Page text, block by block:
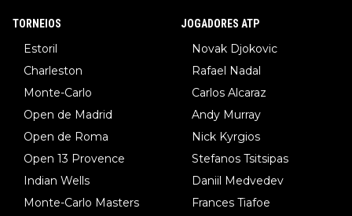
TORNEIOS
Estoril
Charleston
Monte-Carlo
Open de Madrid
Open de Roma
Open 13 Provence
Indian Wells
Monte-Carlo Masters
JOGADORES ATP
Novak Djokovic
Rafael Nadal
Carlos Alcaraz
Andy Murray
Nick Kyrgios
Stefanos Tsitsipas
Daniil Medvedev
Frances Tiafoe